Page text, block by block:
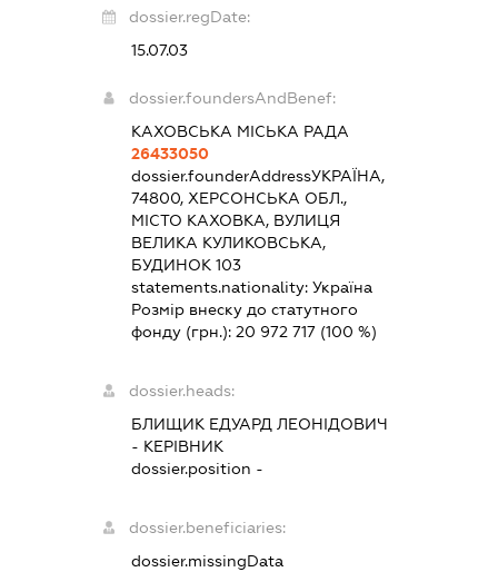
dossier.regDate:
15.07.03
dossier.foundersAndBenef:
КАХОВСЬКА МІСЬКА РАДА
26433050
dossier.founderAddressУКРАЇНА,
74800, ХЕРСОНСЬКА ОБЛ.,
МІСТО КАХОВКА, ВУЛИЦЯ
ВЕЛИКА КУЛИКОВСЬКА,
БУДИНОК 103
statements.nationality: Україна
Розмір внеску до статутного
фонду (грн.): 20 972 717(100 %)
dossier.heads:
БЛИЩИК ЕДУАРД ЛЕОНІДОВИЧ
- КЕРІВНИК
dossier.position -
dossier.beneficiaries:
dossier.missingData